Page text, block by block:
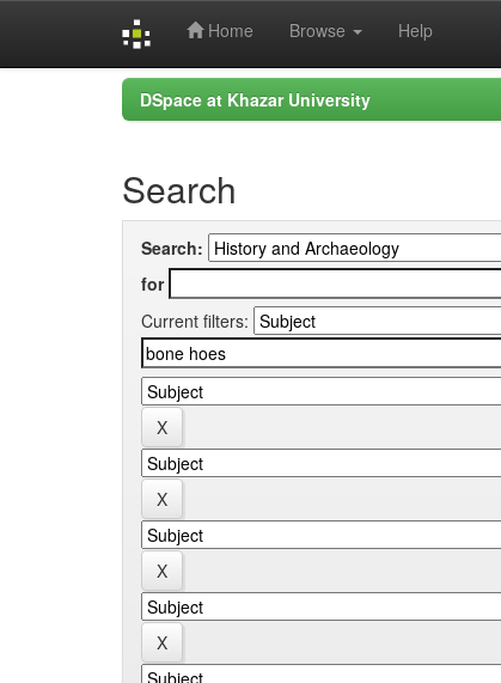
Home Browse Help
DSpace at Khazar University
Search
Search:
for
Current filters: